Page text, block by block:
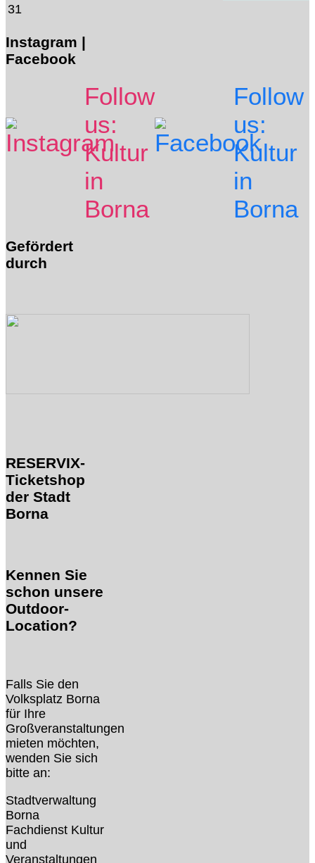
31
Instagram |
Facebook
Follow
us:
Kultur
in
Borna
Follow
us:
Kultur
in
Borna
Gefördert
durch
RESERVIX-
Ticketshop
der Stadt
Borna
Kennen Sie
schon unsere
Outdoor-
Location?
Falls Sie den
Volksplatz Borna
für Ihre
Großveranstaltungen
mieten möchten,
wenden Sie sich
bitte an:
Stadtverwaltung
Borna
Fachdienst Kultur
und
Veranstaltungen